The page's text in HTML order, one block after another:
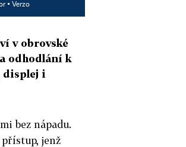
▪ Verzo
v obrovské
odhodlání k
displej i
bez nápadu.
jenž